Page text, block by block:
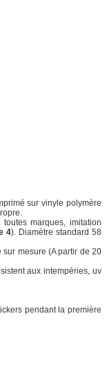
sur vinyle polymère
marques, imitation
4). Diamètre standard 58
mesure (A partir de 20
aux intempéries, uv
pendant la première